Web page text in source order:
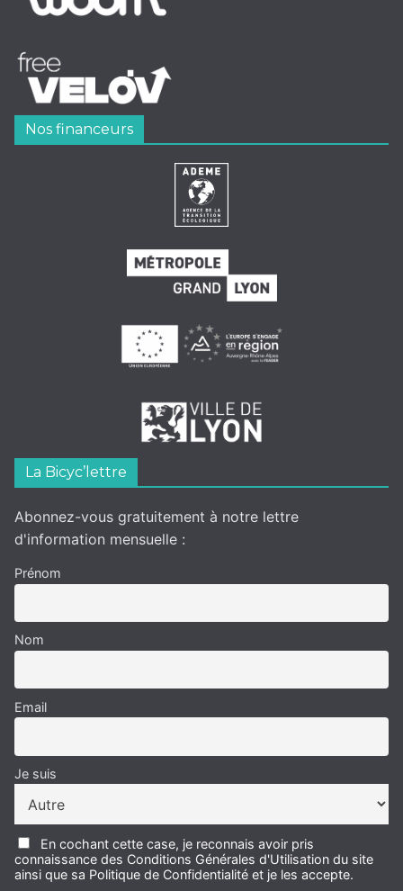
Nos financeurs
La Bicyc’lettre
Abonnez-vous gratuitement à notre lettre
d'information mensuelle :
Prénom
Nom
Email
Je suis
En cochant cette case, je reconnais avoir pris
connaissance des Conditions Générales d'Utilisation du site
ainsi que sa Politique de Confidentialité et je les accepte.